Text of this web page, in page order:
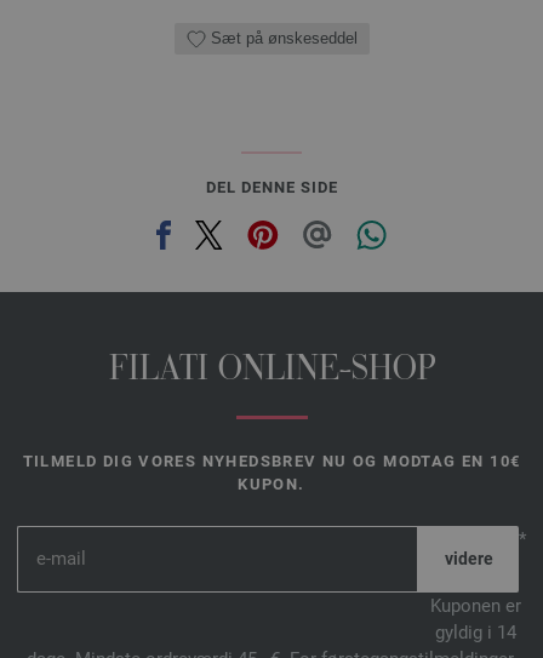
Sæt på ønskeseddel
DEL DENNE SIDE
FILATI ONLINE-SHOP
TILMELD DIG VORES NYHEDSBREV NU OG MODTAG EN 10€
KUPON.
*
Kuponen er
gyldig i 14